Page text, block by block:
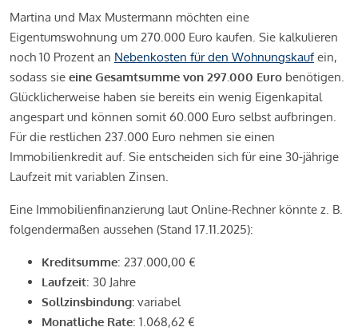
Martina und Max Mustermann möchten eine
Eigentumswohnung um 270.000 Euro kaufen. Sie kalkulieren
noch 10 Prozent an Nebenkosten für den Wohnungskaufein,
sodass sie eine Gesamtsumme von 297.000 Euro benötigen.
Glücklicherweise haben sie bereits ein wenig Eigenkapital
angespart und können somit 60.000 Euro selbst aufbringen.
Für die restlichen 237.000 Euro nehmen sie einen
Immobilienkredit auf. Sie entscheiden sich für eine 30-jährige
Laufzeit mit variablen Zinsen.
Eine Immobilienfinanzierung laut Online-Rechner könnte z. B.
folgendermaßen aussehen (Stand 17.11.2025):
Kreditsumme: 237.000,00 €
Laufzeit: 30 Jahre
Sollzinsbindung: variabel
Monatliche Rate: 1.068,62 €